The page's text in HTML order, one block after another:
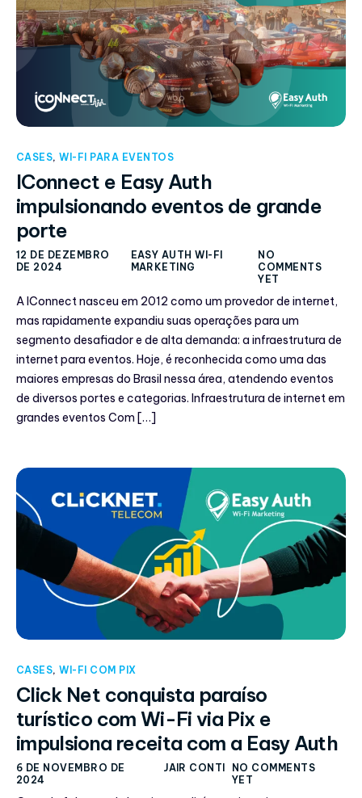
CASES,WI-FI PARA EVENTOS
IConnect e Easy Auth
impulsionando eventos de grande
porte
12 DE DEZEMBRO
DE 2024
EASY AUTH WI-FI
MARKETING
NO
COMMENTS
YET
A IConnect nasceu em 2012 como um provedor de internet,
mas rapidamente expandiu suas operações para um
segmento desafiador e de alta demanda: a infraestrutura de
internet para eventos. Hoje, é reconhecida como uma das
maiores empresas do Brasil nessa área, atendendo eventos
de diversos portes e categorias. Infraestrutura de internet em
grandes eventos Com […]
CASES,WI-FI COM PIX
Click Net conquista paraíso
turístico com Wi-Fi via Pix e
impulsiona receita com a Easy Auth
6 DE NOVEMBRO DE
2024
JAIR CONTI
NO COMMENTS
YET